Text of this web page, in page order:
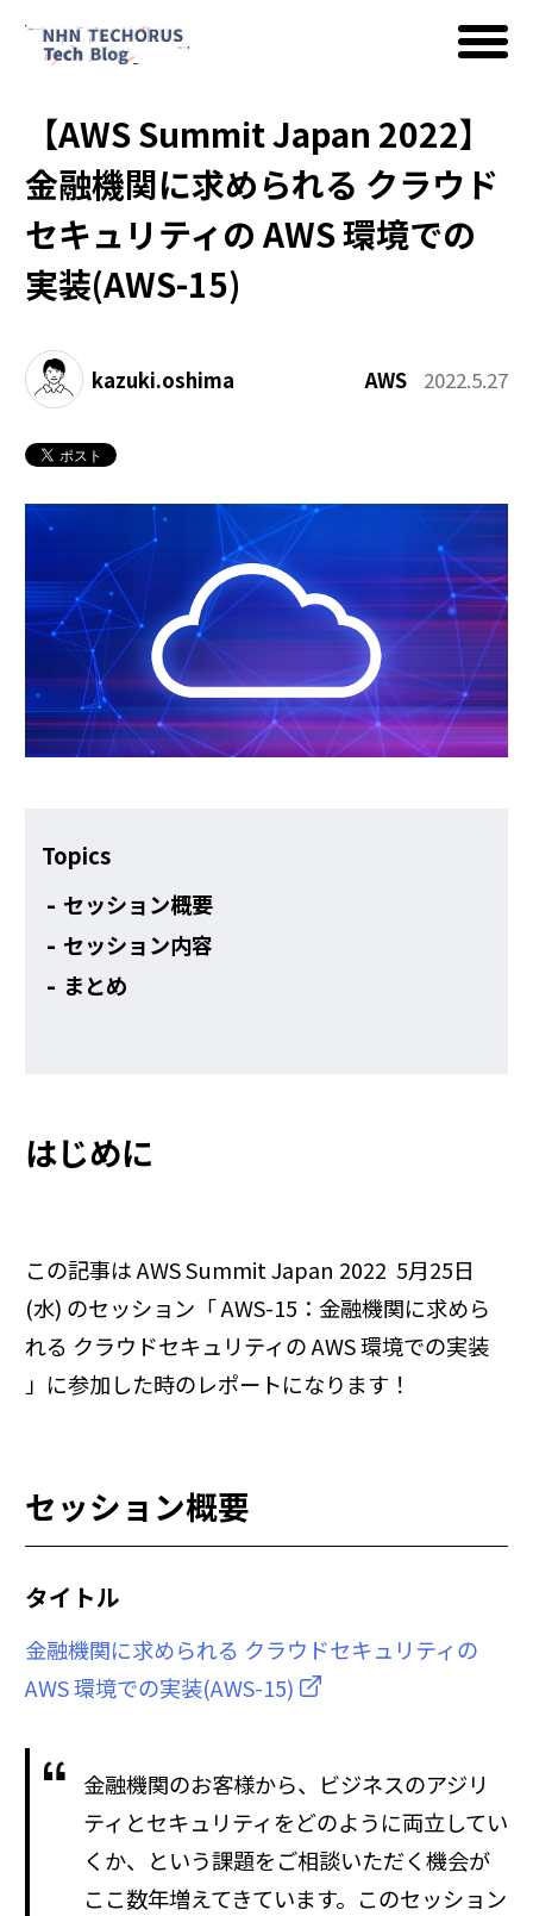
AWS
Google Cloud
イベント
コラム
その他
【AWS Summit Japan 2022】
金融機関に求められる クラウド
セキュリティの AWS 環境での
実装(AWS-15)
kazuki.oshima AWS 2022.5.27
Topics
セッション概要
セッション内容
まとめ
はじめに
この記事は AWS Summit Japan 2022 5月25日
(水) のセッション「 AWS-15：金融機関に求めら
れる クラウドセキュリティの AWS 環境での実装
」に参加した時のレポートになります！
セッション概要
タイトル
金融機関に求められる クラウドセキュリティの
AWS 環境での実装(AWS-15)
金融機関のお客様から、ビジネスのアジリ
ティとセキュリティをどのように両立してい
くか、という課題をご相談いただく機会が
ここ数年増えてきています。このセッション